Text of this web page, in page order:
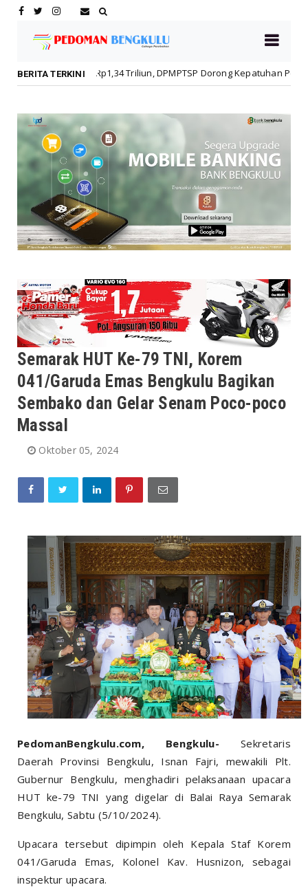
BERITA TERKINI
Triliun, DPMPTSP Dorong Kepatuhan Pelaku Usaha Daerah
Semarak HUT Ke-79 TNI, Korem
041/Garuda Emas Bengkulu Bagikan
Sembako dan Gelar Senam Poco-poco
Massal
Oktober 05, 2024
PedomanBengkulu.com, Bengkulu- Sekretaris
Daerah Provinsi Bengkulu, Isnan Fajri, mewakili Plt.
Gubernur Bengkulu, menghadiri pelaksanaan upacara
HUT ke-79 TNI yang digelar di Balai Raya Semarak
Bengkulu, Sabtu (5/10/2024).
Upacara tersebut dipimpin oleh Kepala Staf Korem
041/Garuda Emas, Kolonel Kav. Husnizon, sebagai
inspektur upacara.